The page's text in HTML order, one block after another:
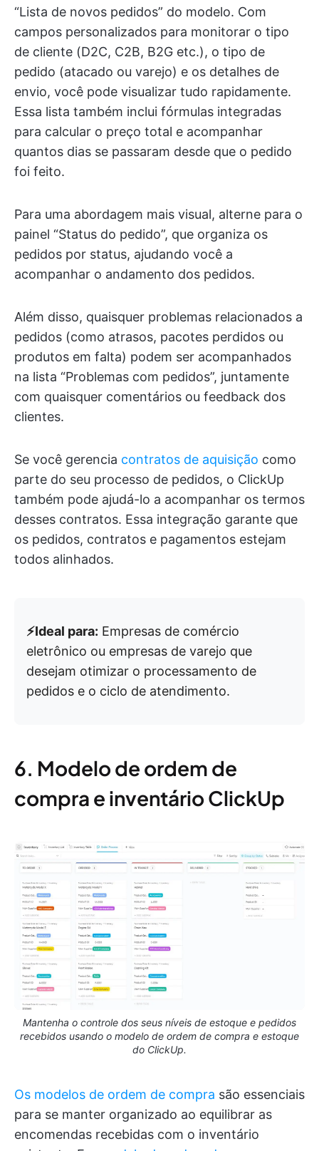
“Lista de novos pedidos” do modelo. Com
campos personalizados para monitorar o tipo
de cliente (D2C, C2B, B2G etc.), o tipo de
pedido (atacado ou varejo) e os detalhes de
envio, você pode visualizar tudo rapidamente.
Essa lista também inclui fórmulas integradas
para calcular o preço total e acompanhar
quantos dias se passaram desde que o pedido
foi feito.
Para uma abordagem mais visual, alterne para o
painel “Status do pedido”, que organiza os
pedidos por status, ajudando você a
acompanhar o andamento dos pedidos.
Além disso, quaisquer problemas relacionados a
pedidos (como atrasos, pacotes perdidos ou
produtos em falta) podem ser acompanhados
na lista “Problemas com pedidos”, juntamente
com quaisquer comentários ou feedback dos
clientes.
Se você gerencia contratos de aquisição como
parte do seu processo de pedidos, o ClickUp
também pode ajudá-lo a acompanhar os termos
desses contratos. Essa integração garante que
os pedidos, contratos e pagamentos estejam
todos alinhados.
⚡️Ideal para: Empresas de comércio
eletrônico ou empresas de varejo que
desejam otimizar o processamento de
pedidos e o ciclo de atendimento.
6. Modelo de ordem de
compra e inventário ClickUp
Mantenha o controle dos seus níveis de estoque e pedidos
recebidos usando o modelo de ordem de compra e estoque
do ClickUp.
Os modelos de ordem de compra são essenciais
para se manter organizado ao equilibrar as
encomendas recebidas com o inventário